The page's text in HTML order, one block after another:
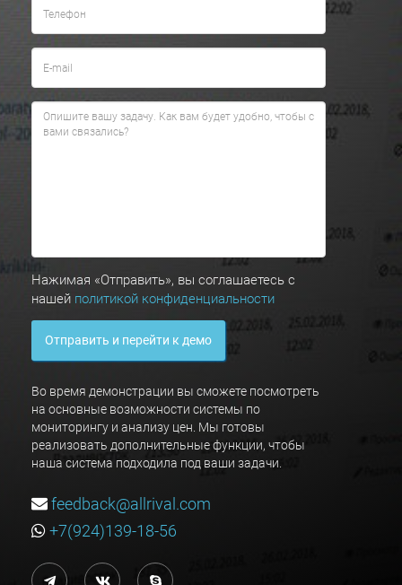
Нажимая «Отправить», вы соглашаетесь с
нашей политикой конфиденциальности
Отправить и перейти к демо
Во время демонстрации вы сможете посмотреть
на основные возможности системы по
мониторингу и анализу цен. Мы готовы
реализовать дополнительные функции, чтобы
наша система подходила под ваши задачи.
feedback@allrival.com
+7(924)139-18-56